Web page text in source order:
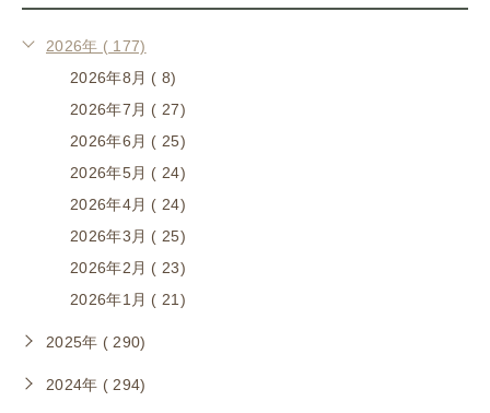
2026年 ( 177)
2026年8月 ( 8)
2026年7月 ( 27)
2026年6月 ( 25)
2026年5月 ( 24)
2026年4月 ( 24)
2026年3月 ( 25)
2026年2月 ( 23)
2026年1月 ( 21)
2025年 ( 290)
2024年 ( 294)